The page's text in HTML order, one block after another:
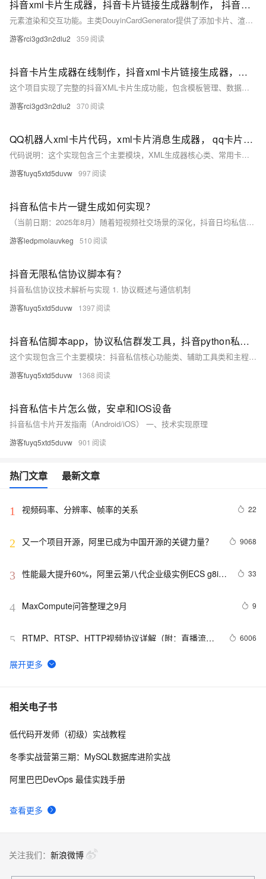
抖音xml卡片生成器，抖音卡片链接生成器制作， 抖音私信卡片一键生成
元素渲染和交互功能。主类DouyinCardGenerator提供了添加卡片、渲染元素、切换卡片和导出图片等功能
游客rci3gd3n2dlu2 359
抖音卡片生成器在线制作，抖音xml卡片链接生成器，私信群发卡片消息
这个项目实现了完整的抖音XML卡片生成功能，包含模板管理、数据绑定、XML验证等核心模块。
游客rci3gd3n2dlu2 370
QQ机器人xml卡片代码，xml卡片消息生成器， qq卡片代码大全autojs版【仅供学习参考】
代码说明：这个实现包含三个主要模块，XML生成器核心类、常用卡片模板和示例使用代码
游客fuyq5xtd5duvw 997
抖音私信卡片一键生成如何实现？
（当前日期：2025年8月）随着短视频社交场景的深化，抖音日均私信交互量突破20亿次。
游客ledpmolauvkeg 510
抖音无限私信协议脚本有？
抖音私信协议技术解析与实现 1. 协议概述与通信机制
游客fuyq5xtd5duvw 1397
抖音私信脚本app，协议私信群发工具，抖音python私信模块
这个实现包含三个主要模块：抖音私信核心功能类、辅助工具类和主程序入口。核心功能包括登录
游客fuyq5xtd5duvw 1368
抖音私信卡片怎么做，安卓和IOS设备
抖音私信卡片开发指南（Android/iOS） 一、技术实现原理
游客fuyq5xtd5duvw 901
热门文章 最新文章
1 视频码率、分辨率、帧率的关系 22
2 又一个项目开源，阿里已成为中国开源的关键力量？ 9068
3 性能最大提升60%，阿里云第八代企业级实例ECS g8i正
33
4 MaxCompute问答整理之9月 9
5
RTMP、RTSP、HTTP视频协议详解（附：直播流地
6006
6
【YOLOv8改进 - 注意力机制】Triplet Attention：轻量有
7 Python PIL远程命令执行漏洞复现(CVE-2017-8291
8 新年快乐 ~
相关电子书
查看更多
低代码开发师（初级）实战教程
冬季实战营第三期：MySQL数据库进阶实战
阿里巴巴DevOps 最佳实践手册
关注我们： 新浪微博